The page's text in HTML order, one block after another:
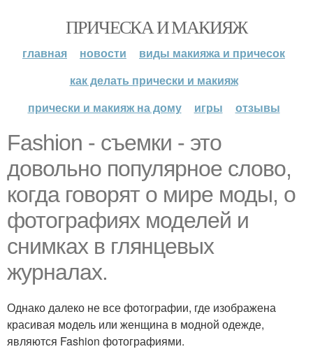
ПРИЧЕСКА И МАКИЯЖ
главная новости
виды макияжа и причесок
как делать прически и макияж
прически и макияж на дому
игры отзывы
Fashion - съемки - это
довольно популярное слово,
когда говорят о мире моды, о
фотографиях моделей и
снимках в глянцевых
журналах.
Однако далеко не все фотографии, где изображена
красивая модель или женщина в модной одежде,
являются Fashion фотографиями.